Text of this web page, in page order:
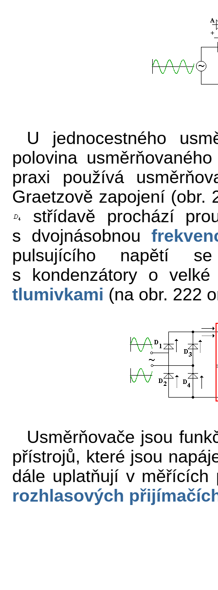
U jednocestného
polovina
praxi používá
Graetzově zapojení (obr.
střídavě prochází
s dvojnásobnou
pulsujícího napětí
s kondenzátory o
tlumivkami (na obr. 222
Usměrňovače jsou
přístrojů, které jsou
dále uplatňují v
rozhlasových